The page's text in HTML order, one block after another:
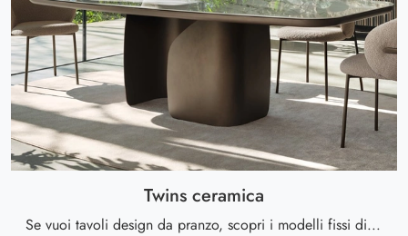
Twins ceramica
Se vuoi tavoli design da pranzo, scopri i modelli fissi di Calligaris: clicca e scopri il modello Twins ceramica in ceramica.